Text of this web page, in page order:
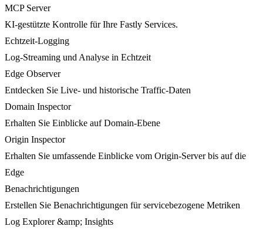
MCP Server
KI-gestützte Kontrolle für Ihre Fastly Services.
Echtzeit-Logging
Log-Streaming und Analyse in Echtzeit
Edge Observer
Entdecken Sie Live- und historische Traffic-Daten
Domain Inspector
Erhalten Sie Einblicke auf Domain-Ebene
Origin Inspector
Erhalten Sie umfassende Einblicke vom Origin-Server bis auf die
Edge
Benachrichtigungen
Erstellen Sie Benachrichtigungen für servicebezogene Metriken
Log Explorer &amp; Insights